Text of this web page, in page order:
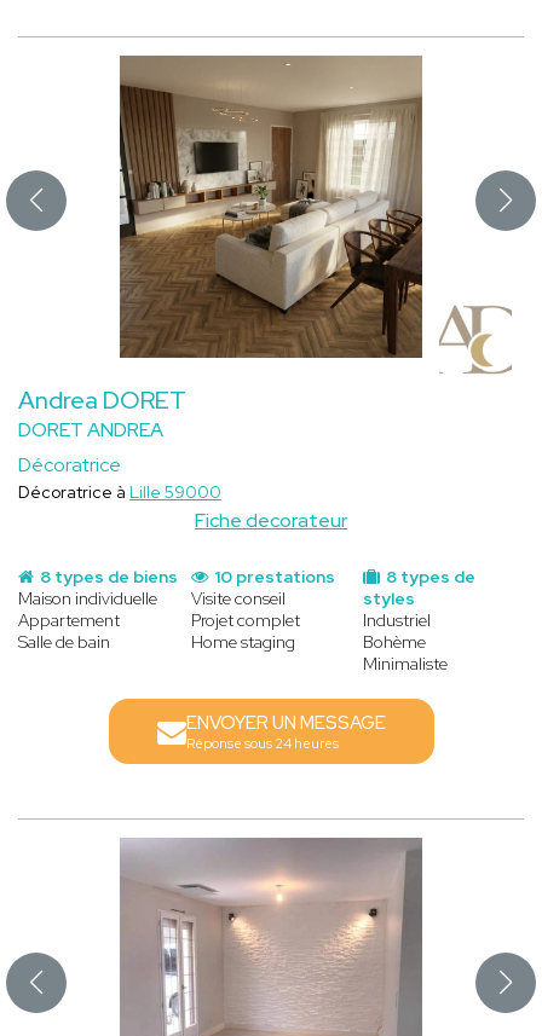
Andrea DORET
DORET ANDREA
Décoratrice
Fiche decorateur
Décoratrice à Lille 59000
8 types de biens
Maison individuelle
Appartement
Salle de bain
8 types de
styles
Industriel
Bohème
Minimaliste
10 prestations
Visite conseil
Projet complet
Home staging
ENVOYER UN MESSAGE
Réponse sous 24 heures